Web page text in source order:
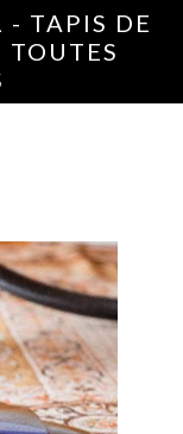
- TAPIS DE
TOUTES